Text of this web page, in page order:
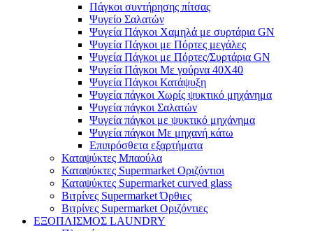
Πάγκοι συντήρησης πίτσας
Ψυγείο Σαλατών
Ψυγεία Πάγκοι Χαμηλά με συρτάρια GN
Ψυγεία Πάγκοι με Πόρτες μεγάλες
Ψυγεία Πάγκοι με Πόρτες/Συρτάρια GN
Ψυγεία Πάγκοι Με γούρνα 40Χ40
Ψυγεία Πάγκοι Κατάψυξη
Ψυγεία πάγκοι Χωρίς ψυκτικό μηχάνημα
Ψυγεία πάγκοι Σαλατών
Ψυγεία πάγκοι με ψυκτικό μηχάνημα
Ψυγεία πάγκοι Με μηχανή κάτω
Επιπρόσθετα εξαρτήματα
Καταψύκτες Μπαούλα
Καταψύκτες Supermarket Οριζόντιοι
Καταψύκτες Supermarket curved glass
Βιτρίνες Supermarket Όρθιες
Βιτρίνες Supermarket Οριζόντιες
ΕΞΟΠΛΙΣΜΟΣ LAUNDRY